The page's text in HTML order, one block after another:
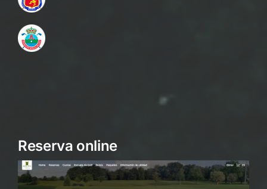
Reserva online